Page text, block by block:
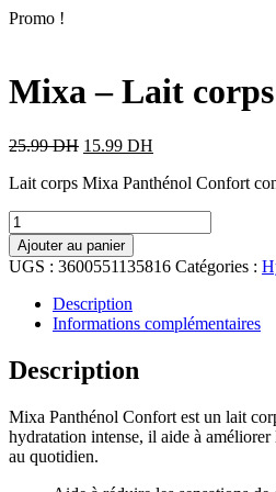
Promo !
Mixa – Lait corps
25.99DH 15.99 DH
Lait corps Mixa Panthénol Confort
Ajouter au panier
UGS : 3600551135816 Catégories :
Description
Informations complémentaires
Description
Mixa Panthénol Confort est un lait
hydratation intense, il aide à
au quotidien.